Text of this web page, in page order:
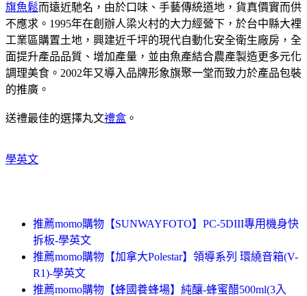
旗魚鬆而遠近馳名，由於口味、手藝傳統道地，貨真價實而供
不應求。1995年在創辦人梁火村的大力經營下，於台中縣大裡
工業區購置土地，興建近千坪的現代自動化安全衛生廠房，全
面提升產品品質、增加產量，並由魚產結合農產製造更多元化
調理美食。2002年又導入品牌形象旗聚一堂而致力於產品包裝
的推廣。
送禮最佳的選擇丸文禮盒 。
學英文
推薦momo購物【SUNWAYFOTO】PC-5DIII專用機身快
拆板-學英文
推薦momo購物【加拿大Polestar】領導系列 環繞音箱(V-
R1)-學英文
推薦momo購物【蜂國養蜂場】純釀-蜂蜜醋500ml(3入